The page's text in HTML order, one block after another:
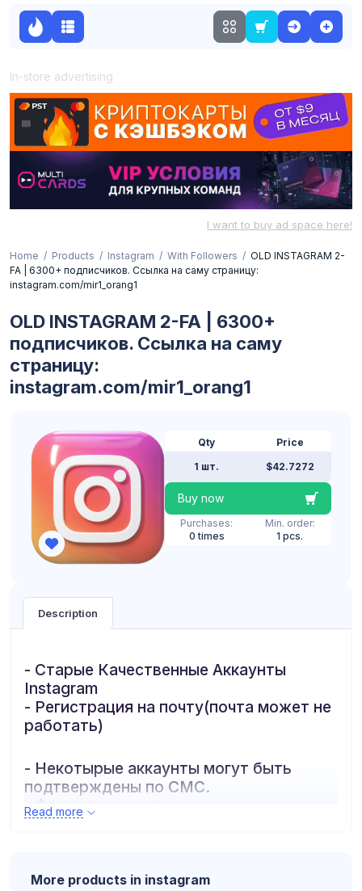
In-store advertising
I want to buy ad space here!
Home Products Instagram With Followers
OLD INSTAGRAM 2-
FA | 6300+ подписчиков. Ссылка на саму страницу:
instagram.com/mir1_orang1
OLD INSTAGRAM 2-FA | 6300+
подписчиков. Ссылка на саму
страницу:
instagram.com/mir1_orang1
Qty
1 шт.
Price
$42.7272
Buy now
Purchases:
0 times
Min. order:
1 pcs.
Description
- Старые Качественные Аккаунты
Instagram
- Регистрация на почту(почта может не
работать)
- Некотырые аккаунты могут быть
подтверждены по СМС.
- Формат аккаунтов:
логин:пароль:почта:пароль_почты:2fa
Read more
More products in instagram